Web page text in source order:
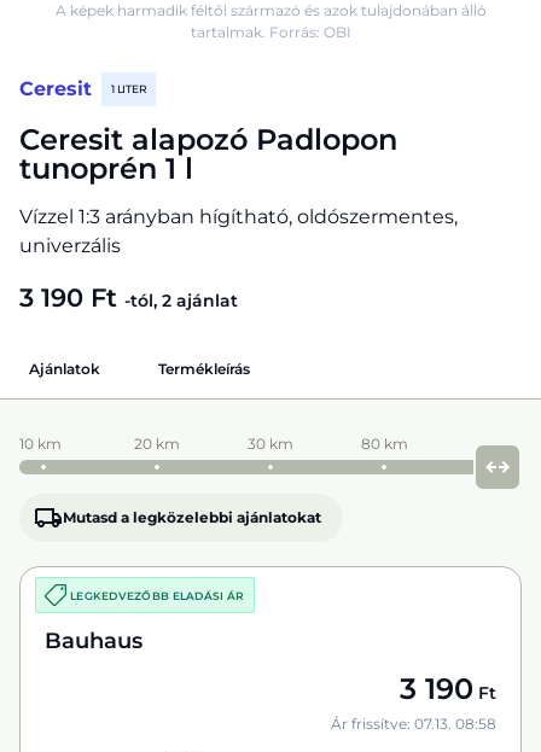
Ceresit 1 LITER
Ceresit alapozó Padlopon
tunoprén 1 l
Vízzel 1:3 arányban hígítható, oldószermentes,
univerzális
3 190 Ft -tól, 2 ajánlat
A képek harmadik féltől származó és azok tulajdonában álló
tartalmak. Forrás: OBI
Ajánlatok Termékleírás
10 km 20 km 30 km 80 km
Mutasd a legközelebbi ajánlatokat
LEGKEDVEZŐBB ELADÁSI ÁR
Bauhaus
3 190 Ft
Ár frissítve: 07.13. 08:58